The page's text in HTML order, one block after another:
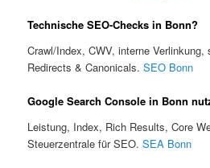
Technische SEO-Checks in Bonn?
Crawl/Index, CWV, interne Verlinkung,
Redirects & Canonicals.SEO Bonn
Google Search Console in Bonn
Leistung, Index, Rich Results, Core
Steuerzentrale für SEO.SEA Bonn